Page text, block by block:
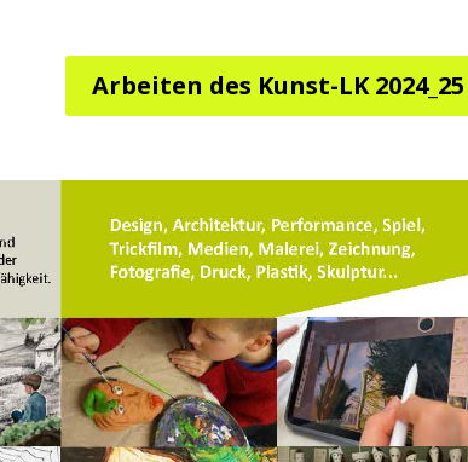
Arbeiten des Kunst-LK 2024_25